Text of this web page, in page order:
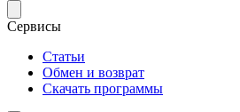
Сервисы
Статьи
Обмен и возврат
Скачать программы